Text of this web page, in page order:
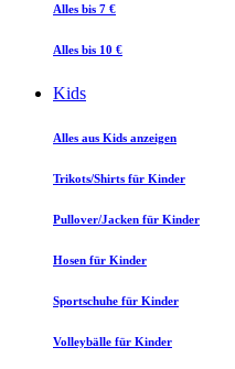
Alles bis 7 €
Alles bis 10 €
Kids
Alles aus Kids anzeigen
Trikots/Shirts für Kinder
Pullover/Jacken für Kinder
Hosen für Kinder
Sportschuhe für Kinder
Volleybälle für Kinder